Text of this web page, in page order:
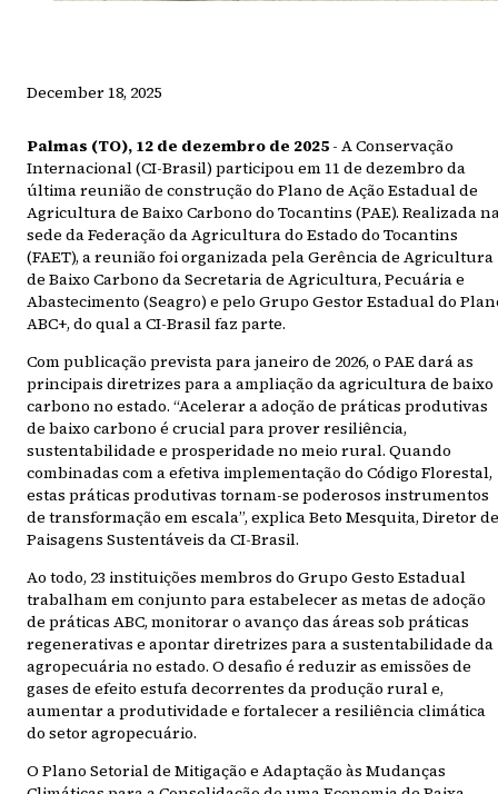
December 18, 2025
Palmas (TO), 12 de dezembro de 2025 - A Conservação
Internacional (CI-Brasil) participou em 11 de dezembro da
última reunião de construção do Plano de Ação Estadual de
Agricultura de Baixo Carbono do Tocantins (PAE). Realizada
sede da Federação da Agricultura do Estado do Tocantins
(FAET), a reunião foi organizada pela Gerência de Agricultura
de Baixo Carbono da Secretaria de Agricultura, Pecuária e
Abastecimento (Seagro) e pelo Grupo Gestor Estadual do
ABC+, do qual a CI-Brasil faz parte.
Com publicação prevista para janeiro de 2026, o PAE dará as
principais diretrizes para a ampliação da agricultura de baixo
carbono no estado. “Acelerar a adoção de práticas produtivas
de baixo carbono é crucial para prover resiliência,
sustentabilidade e prosperidade no meio rural. Quando
combinadas com a efetiva implementação do Código Florestal,
estas práticas produtivas tornam-se poderosos instrumentos
de transformação em escala”, explica Beto Mesquita, Diretor de
Paisagens Sustentáveis da CI-Brasil.
Ao todo, 23 instituições membros do Grupo Gesto Estadual
trabalham em conjunto para estabelecer as metas de adoção
de práticas ABC, monitorar o avanço das áreas sob práticas
regenerativas e apontar diretrizes para a sustentabilidade da
agropecuária no estado. O desafio é reduzir as emissões de
gases de efeito estufa decorrentes da produção rural e,
aumentar a produtividade e fortalecer a resiliência climática
do setor agropecuário.
O Plano Setorial de Mitigação e Adaptação às Mudanças